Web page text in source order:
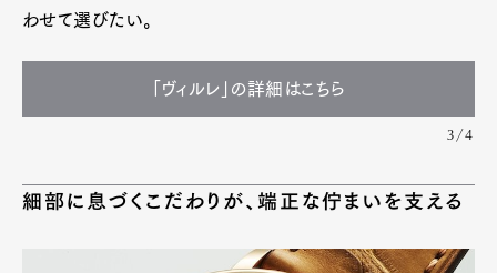
わせて選びたい。
「ヴィルレ」の詳細はこちら
3/4
細部に息づくこだわりが、端正な佇まいを支える